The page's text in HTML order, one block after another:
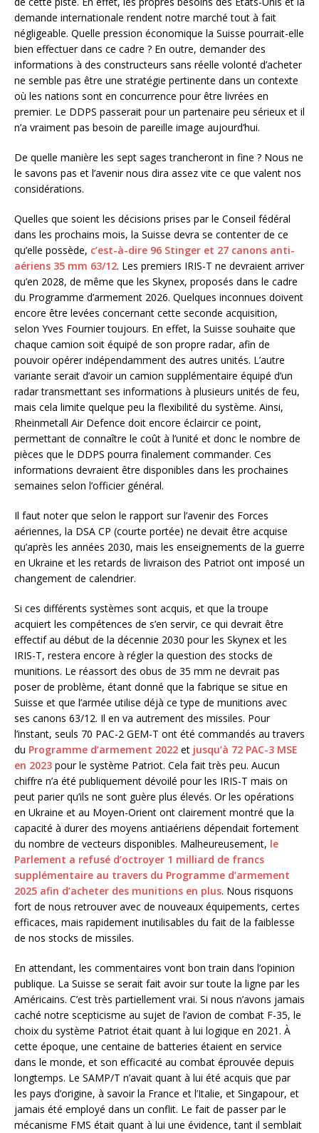
demande internationale rendent notre marché tout à fait
négligeable. Quelle pression économique la Suisse pourrait-elle
bien effectuer dans ce cadre ? En outre, demander des
informations à des constructeurs sans réelle volonté d’acheter
ne semble pas être une stratégie pertinente dans un contexte
où les nations sont en concurrence pour être livrées en
premier. Le DDPS passerait pour un partenaire peu sérieux et il
n’a vraiment pas besoin de pareille image aujourd’hui.
De quelle manière les sept sages trancheront in fine ? Nous ne
le savons pas et l’avenir nous dira assez vite ce que valent nos
considérations.
Quelles que soient les décisions prises par le Conseil fédéral
dans les prochains mois, la Suisse devra se contenter de ce
qu’elle possède, c’est-à-dire 96 Stinger et 27 canons anti-
aériens 35 mm 63/12. Les premiers IRIS-T ne devraient arriver
qu’en 2028, de même que les Skynex, proposés dans le cadre
du Programme d’armement 2026. Quelques inconnues doivent
encore être levées concernant cette seconde acquisition,
selon Yves Fournier toujours. En effet, la Suisse souhaite que
chaque camion soit équipé de son propre radar, afin de
pouvoir opérer indépendamment des autres unités. L’autre
variante serait d’avoir un camion supplémentaire équipé d’un
radar transmettant ses informations à plusieurs unités de feu,
mais cela limite quelque peu la flexibilité du système. Ainsi,
Rheinmetall Air Defence doit encore éclaircir ce point,
permettant de connaître le coût à l’unité et donc le nombre de
pièces que le DDPS pourra finalement commander. Ces
informations devraient être disponibles dans les prochaines
semaines selon l’officier général.
Il faut noter que selon le rapport sur l’avenir des Forces
aériennes, la DSA CP (courte portée) ne devait être acquise
qu’après les années 2030, mais les enseignements de la guerre
en Ukraine et les retards de livraison des Patriot ont imposé un
changement de calendrier.
Si ces différents systèmes sont acquis, et que la troupe
acquiert les compétences de s’en servir, ce qui devrait être
effectif au début de la décennie 2030 pour les Skynex et les
IRIS-T, restera encore à régler la question des stocks de
munitions. Le réassort des obus de 35 mm ne devrait pas
poser de problème, étant donné que la fabrique se situe en
Suisse et que l’armée utilise déjà ce type de munitions avec
ses canons 63/12. Il en va autrement des missiles. Pour
l’instant, seuls 70 PAC-2 GEM-T ont été commandés au travers
du Programme d’armement 2022 et jusqu’à 72 PAC-3 MSE
en 2023 pour le système Patriot. Cela fait très peu. Aucun
chiffre n’a été publiquement dévoilé pour les IRIS-T mais on
peut parier qu’ils ne sont guère plus élevés. Or les opérations
en Ukraine et au Moyen-Orient ont clairement montré que la
capacité à durer des moyens antiaériens dépendait fortement
du nombre de vecteurs disponibles. Malheureusement, le
Parlement a refusé d’octroyer 1 milliard de francs
supplémentaire au travers du Programme d’armement
2025 afin d’acheter des munitions en plus. Nous risquons
fort de nous retrouver avec de nouveaux équipements, certes
efficaces, mais rapidement inutilisables du fait de la faiblesse
de nos stocks de missiles.
En attendant, les commentaires vont bon train dans l’opinion
publique. La Suisse se serait fait avoir sur toute la ligne par les
Américains. C’est très partiellement vrai. Si nous n’avons jamais
caché notre scepticisme au sujet de l’avion de combat F-35, le
choix du système Patriot était quant à lui logique en 2021. À
cette époque, une centaine de batteries étaient en service
dans le monde, et son efficacité au combat éprouvée depuis
longtemps. Le SAMP/T n’avait quant à lui été acquis que par
les pays d’origine, à savoir la France et l’Italie, et Singapour, et
jamais été employé dans un conflit. Le fait de passer par le
mécanisme FMS était quant à lui une évidence, tant il semblait